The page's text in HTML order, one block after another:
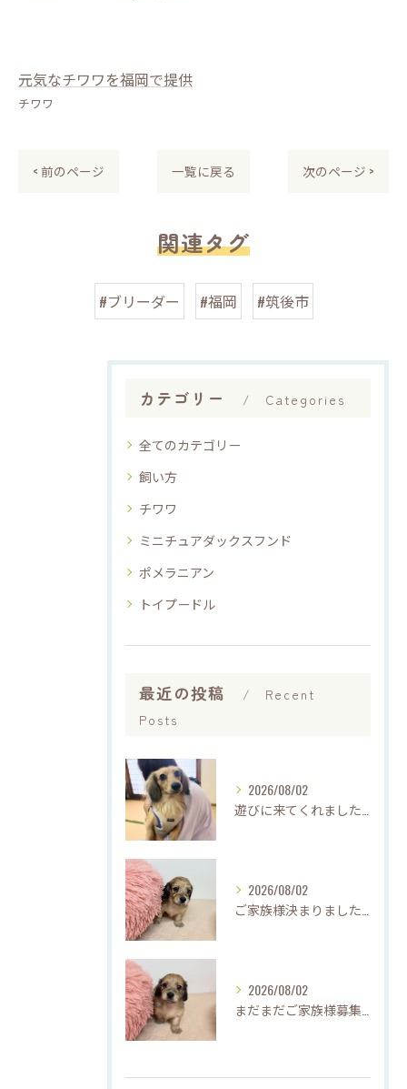
元気なチワワを福岡で提供
チワワ
< 前のページ 一覧に戻る 次のページ >
関連タグ
#ブリーダー #福岡 #筑後市
カテゴリー Categories
全てのカテゴリー
飼い方
チワワ
ミニチュアダックスフンド
ポメラニアン
トイプードル
最近の投稿
Recent
Posts
2026/08/02
2026/08/02
2026/08/02